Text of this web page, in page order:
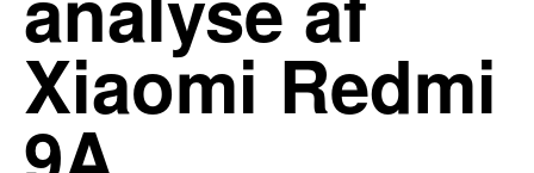
Xiaomi Redmi